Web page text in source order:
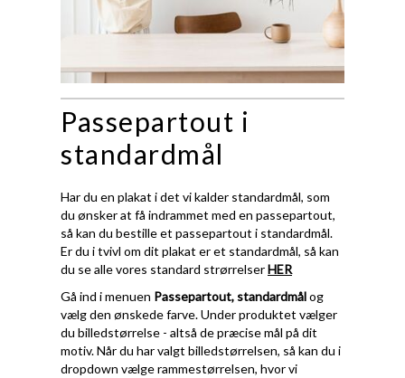
Passepartout i
standardmål
Har du en plakat i det vi kalder standardmål, som
du ønsker at få indrammet med en passepartout,
så kan du bestille et passepartout i standardmål.
Er du i tvivl om dit plakat er et standardmål, så kan
du se alle vores standard strørrelserHER
Gå ind i menuen Passepartout, standardmålog
vælg den ønskede farve. Under produktet vælger
du billedstørrelse - altså de præcise mål på dit
motiv. Når du har valgt billedstørrelsen, så kan du i
dropdown vælge rammestørrelsen, hvor vi